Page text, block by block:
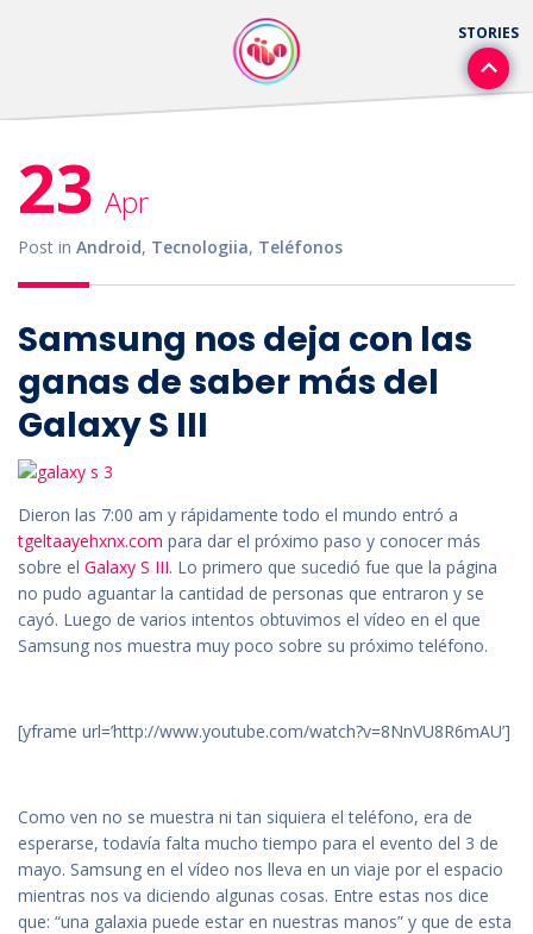
23 Apr
Post in Android, Tecnologiia, Teléfonos
Samsung nos deja con las
ganas de saber más del
Galaxy S III
Dieron las 7:00 am y rápidamente todo el mundo entró a
tgeltaayehxnx.com para dar el próximo paso y conocer más
sobre el Galaxy S III. Lo primero que sucedió fue que la página
no pudo aguantar la cantidad de personas que entraron y se
cayó. Luego de varios intentos obtuvimos el vídeo en el que
Samsung nos muestra muy poco sobre su próximo teléfono.
[yframe url=’http://www.youtube.com/watch?v=8NnVU8R6mAU’]
Como ven no se muestra ni tan siquiera el teléfono, era de
esperarse, todavía falta mucho tiempo para el evento del 3 de
mayo. Samsung en el vídeo nos lleva en un viaje por el espacio
mientras nos va diciendo algunas cosas. Entre estas nos dice
que: “una galaxia puede estar en nuestras manos” y que de esta